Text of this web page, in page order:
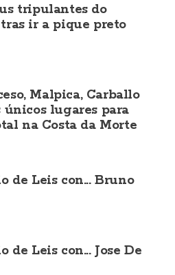
tripulantes do
ir a pique preto
Malpica, Carballo
únicos lugares para
na Costa da Morte
de Leis con... Bruno
de Leis con... Jose De